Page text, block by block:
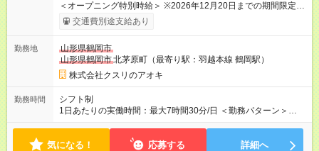
＜オープニング特別時給＞ ※2026年12月20日までの期間限定特
別時給 8:30～17:00 時給1300円 ※2026年12月21日～通常時
給適用 8:30～17:00 時給1100円 ※日祝は時給100円ＵＰ！ 22
交通費別途支給あり
勤務地
山形県鶴岡市
山形県鶴岡市北茅原町（最寄り駅：羽越本線 鶴岡駅）
株式会社クスリのアオキ
勤務時間
シフト制
1日あたりの実働時間：最大7時間30分/日 ＜勤務パターン＞
8:00～14:00 1日5時間 ※7～7.5時間のフルタイム歓迎
気になる！ 応募する 詳細へ